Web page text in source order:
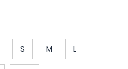
S M L